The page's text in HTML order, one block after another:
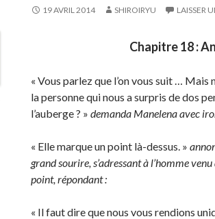
19 AVRIL 2014 SHIROIRYU LAISSER
Chapitre 18 :
« Vous parlez que l’on vous suit … Mais
la personne qui nous a surpris de dos
l’auberge ? » demanda Manelena avec
« Elle marque un point là-dessus. »
grand sourire, s’adressant à l’homme
point, répondant :
« Il faut dire que nous vous rendions